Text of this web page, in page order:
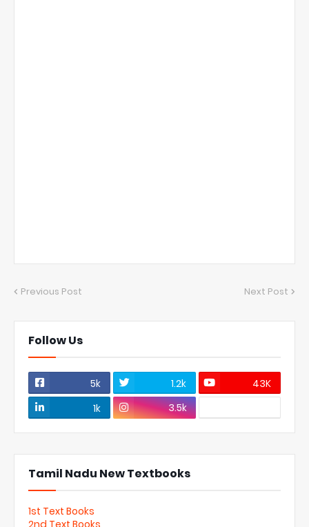
Previous Post Next Post
Follow Us
5k 1.2k
43K
1k
3.5k
Tamil Nadu New Textbooks
1st Text Books
2nd Text Books